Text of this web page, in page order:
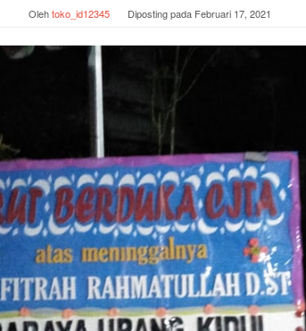
Olehtoko_id12345 Diposting pada Februari 17, 2021